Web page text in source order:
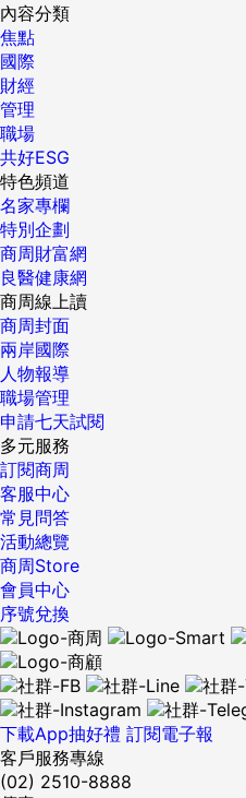
內容分類
焦點
國際
財經
管理
職場
共好ESG
特色頻道
名家專欄
特別企劃
商周財富網
良醫健康網
商周線上讀
商周封面
兩岸國際
人物報導
職場管理
申請七天試閱
多元服務
訂閱商周
客服中心
常見問答
活動總覽
商周Store
會員中心
序號兌換
下載App抽好禮 訂閱電子報
客戶服務專線
(02) 2510-8888